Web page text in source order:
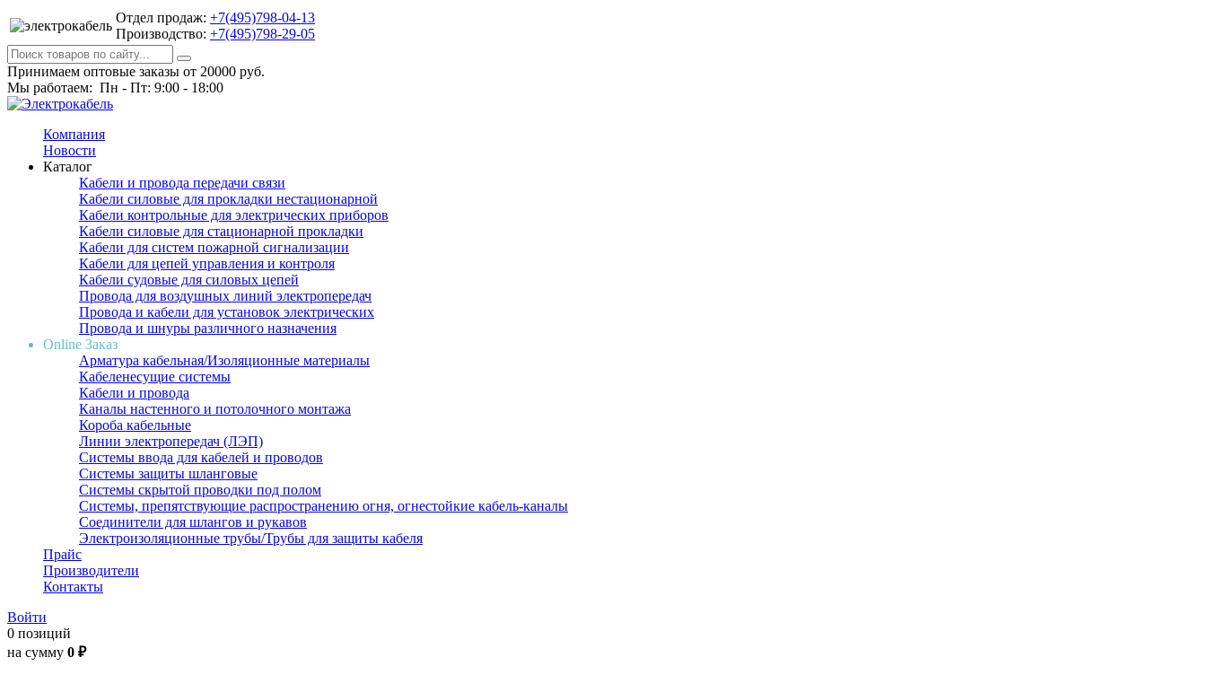
Отдел продаж: +7(495)798-04-13
Производство: +7(495)798-29-05
Принимаем оптовые заказы от 20000 руб.
Мы работаем: Пн - Пт: 9:00 - 18:00
Компания
Новости
Каталог
Кабели и провода передачи связи
Кабели силовые для прокладки нестационарной
Кабели контрольные для электрических приборов
Кабели силовые для стационарной прокладки
Кабели для систем пожарной сигнализации
Кабели для цепей управления и контроля
Кабели судовые для силовых цепей
Провода для воздушных линий электропередач
Провода и кабели для установок электрических
Провода и шнуры различного назначения
Online Заказ
Арматура кабельная/Изоляционные материалы
Кабеленесущие системы
Кабели и провода
Каналы настенного и потолочного монтажа
Короба кабельные
Линии электропередач (ЛЭП)
Системы ввода для кабелей и проводов
Системы защиты шланговые
Системы скрытой проводки под полом
Системы, препятствующие распространению огня, огнестойкие кабель-каналы
Соединители для шлангов и рукавов
Электроизоляционные трубы/Трубы для защиты кабеля
Прайс
Производители
Контакты
Войти
0 позиций
на сумму 0 ₽